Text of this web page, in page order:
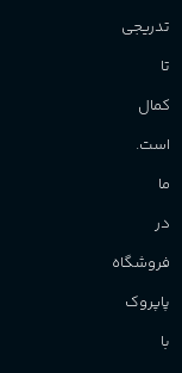
تدریجی
تا
کمال
است.
ما
در
فروشگاه
پاپروک
با